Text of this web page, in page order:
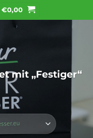
€0,00
mit „Festiger“